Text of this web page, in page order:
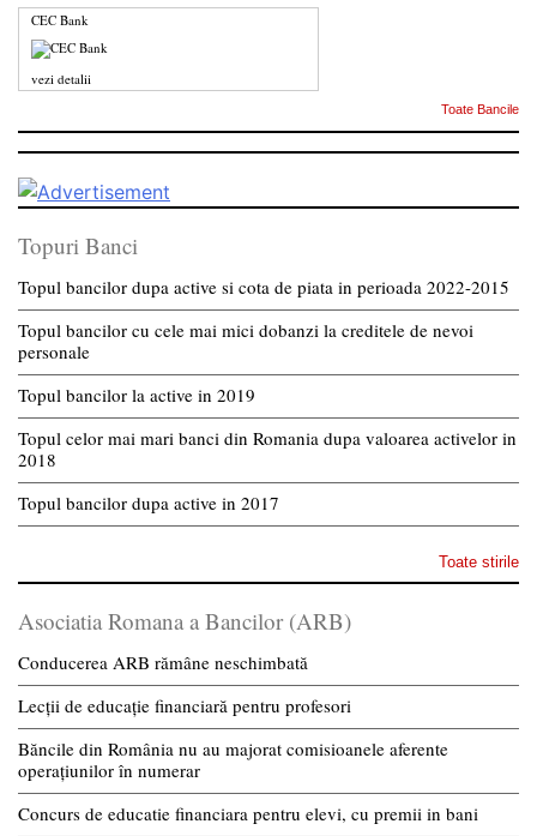
CEC Bank
vezi detalii
Toate Bancile
Topuri Banci
Topul bancilor dupa active si cota de piata in perioada 2022-2015
Topul bancilor cu cele mai mici dobanzi la creditele de nevoi
personale
Topul bancilor la active in 2019
Topul celor mai mari banci din Romania dupa valoarea activelor in
2018
Topul bancilor dupa active in 2017
Toate stirile
Asociatia Romana a Bancilor (ARB)
Conducerea ARB rămâne neschimbată
Lecții de educație financiară pentru profesori
Băncile din România nu au majorat comisioanele aferente
operațiunilor în numerar
Concurs de educatie financiara pentru elevi, cu premii in bani